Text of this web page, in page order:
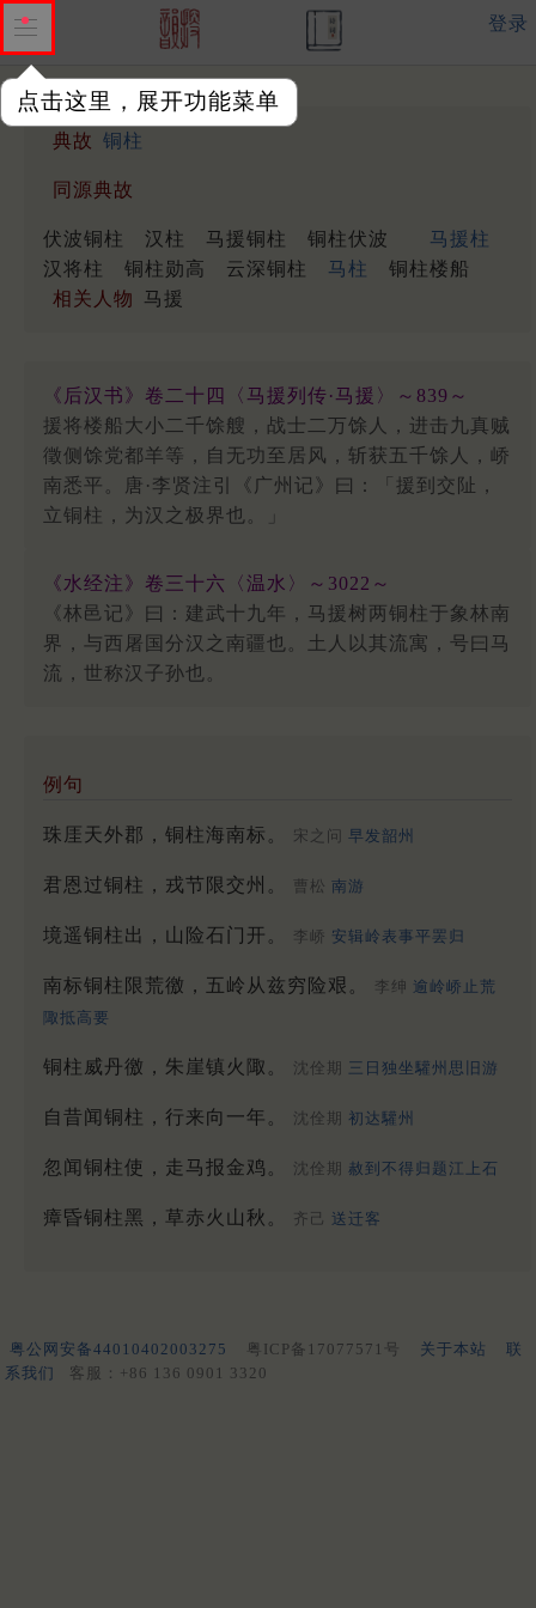
点击这里，展开功能菜单
登录
典故 铜柱
同源典故
伏波铜柱 汉柱 马援铜柱 铜柱伏波
马援柱
汉将柱
铜柱勋高 云深铜柱 马柱
铜柱楼船
相关人物
马援
《后汉书》卷二十四〈马援列传·马援〉～839～
援将楼船大小二千馀艘，战士二万馀人，进击九真贼
徵侧馀党都羊等，自无功至居风，斩获五千馀人，峤
南悉平。唐·李贤注引《广州记》曰：「援到交阯，
立铜柱，为汉之极界也。」
《水经注》卷三十六〈温水〉～3022～
《林邑记》曰：建武十九年，马援树两铜柱于象林南
界，与西屠国分汉之南疆也。土人以其流寓，号曰马
流，世称汉子孙也。
例句
珠厓天外郡，铜柱海南标。 宋之问 早发韶州
君恩过铜柱，戎节限交州。 曹松 南游
境遥铜柱出，山险石门开。 李峤 安辑岭表事平罢归
南标铜柱限荒徼，五岭从兹穷险艰。 李绅 逾岭峤止荒
陬抵高要
铜柱威丹徼，朱崖镇火陬。 沈佺期 三日独坐驩州思旧游
自昔闻铜柱，行来向一年。 沈佺期 初达驩州
忽闻铜柱使，走马报金鸡。 沈佺期 赦到不得归题江上石
瘴昏铜柱黑，草赤火山秋。 齐己 送迁客
粤公网安备44010402003275 粤ICP备17077571号 关于本站
联
系我们
客服：+86 136 0901 3320